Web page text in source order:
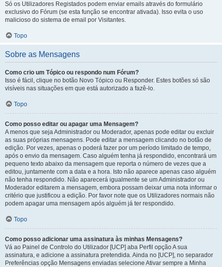
Só os Utilizadores Registados podem enviar emails através do formulário
exclusivo do Fórum (se esta função se encontrar ativada). Isso evita o uso
malicioso do sistema de email por Visitantes.
Topo
Sobre as Mensagens
Como crio um Tópico ou respondo num Fórum?
Isso é fácil, clique no botão Novo Tópico ou Responder. Estes botões só são
visíveis nas situações em que está autorizado a fazê-lo.
Topo
Como posso editar ou apagar uma Mensagem?
A menos que seja Administrador ou Moderador, apenas pode editar ou excluir
as suas próprias mensagens. Pode editar a mensagem clicando no botão de
edição. Por vezes, apenas o poderá fazer por um período limitado de tempo,
após o envio da mensagem. Caso alguém tenha já respondido, encontrará um
pequeno texto abaixo da mensagem que reporta o número de vezes que a
editou, juntamente com a data e a hora. Isto não aparece apenas caso alguém
não tenha respondido. Não aparecerá igualmente se um Administrador ou
Moderador editarem a mensagem, embora possam deixar uma nota informar o
critério que justificou a edição. Por favor note que os Utilizadores normais não
podem apagar uma mensagem após alguém já ter respondido.
Topo
Como posso adicionar uma assinatura às minhas Mensagens?
Vá ao Painel de Controlo do Utilizador [UCP] aba Perfil opção A sua
assinatura, e adicione a assinatura pretendida. Ainda no [UCP], no separador
Preferências opção Mensagens enviadas selecione Ativar sempre a Minha